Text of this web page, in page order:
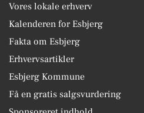
Vores lokale erhverv
Kalenderen for Esbjerg
Fakta om Esbjerg
Erhvervsartikler
Esbjerg Kommune
Få en gratis salgsvurdering